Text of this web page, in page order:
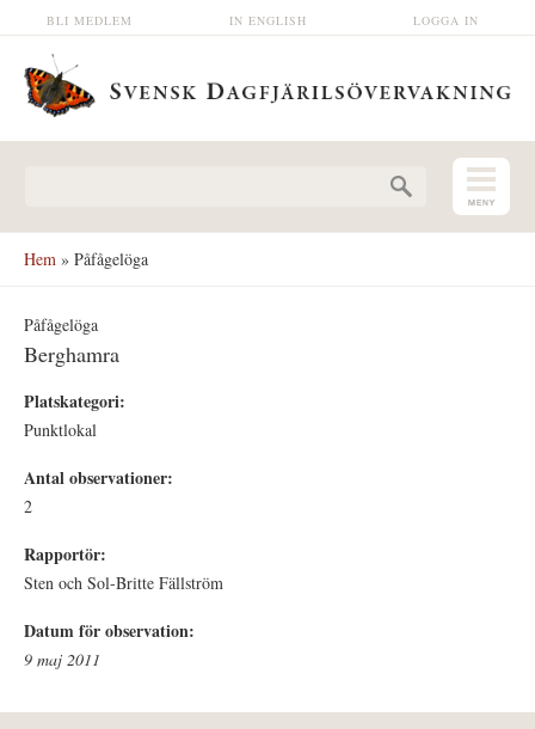
Hoppa till huvudinnehåll LOGGA IN
IN ENGLISH
BLI MEDLEM
Hem » Påfågelöga
Påfågelöga
Berghamra
Platskategori:
Punktlokal
Antal observationer:
2
Rapportör:
Sten och Sol-Britte Fällström
Datum för observation:
9 maj 2011